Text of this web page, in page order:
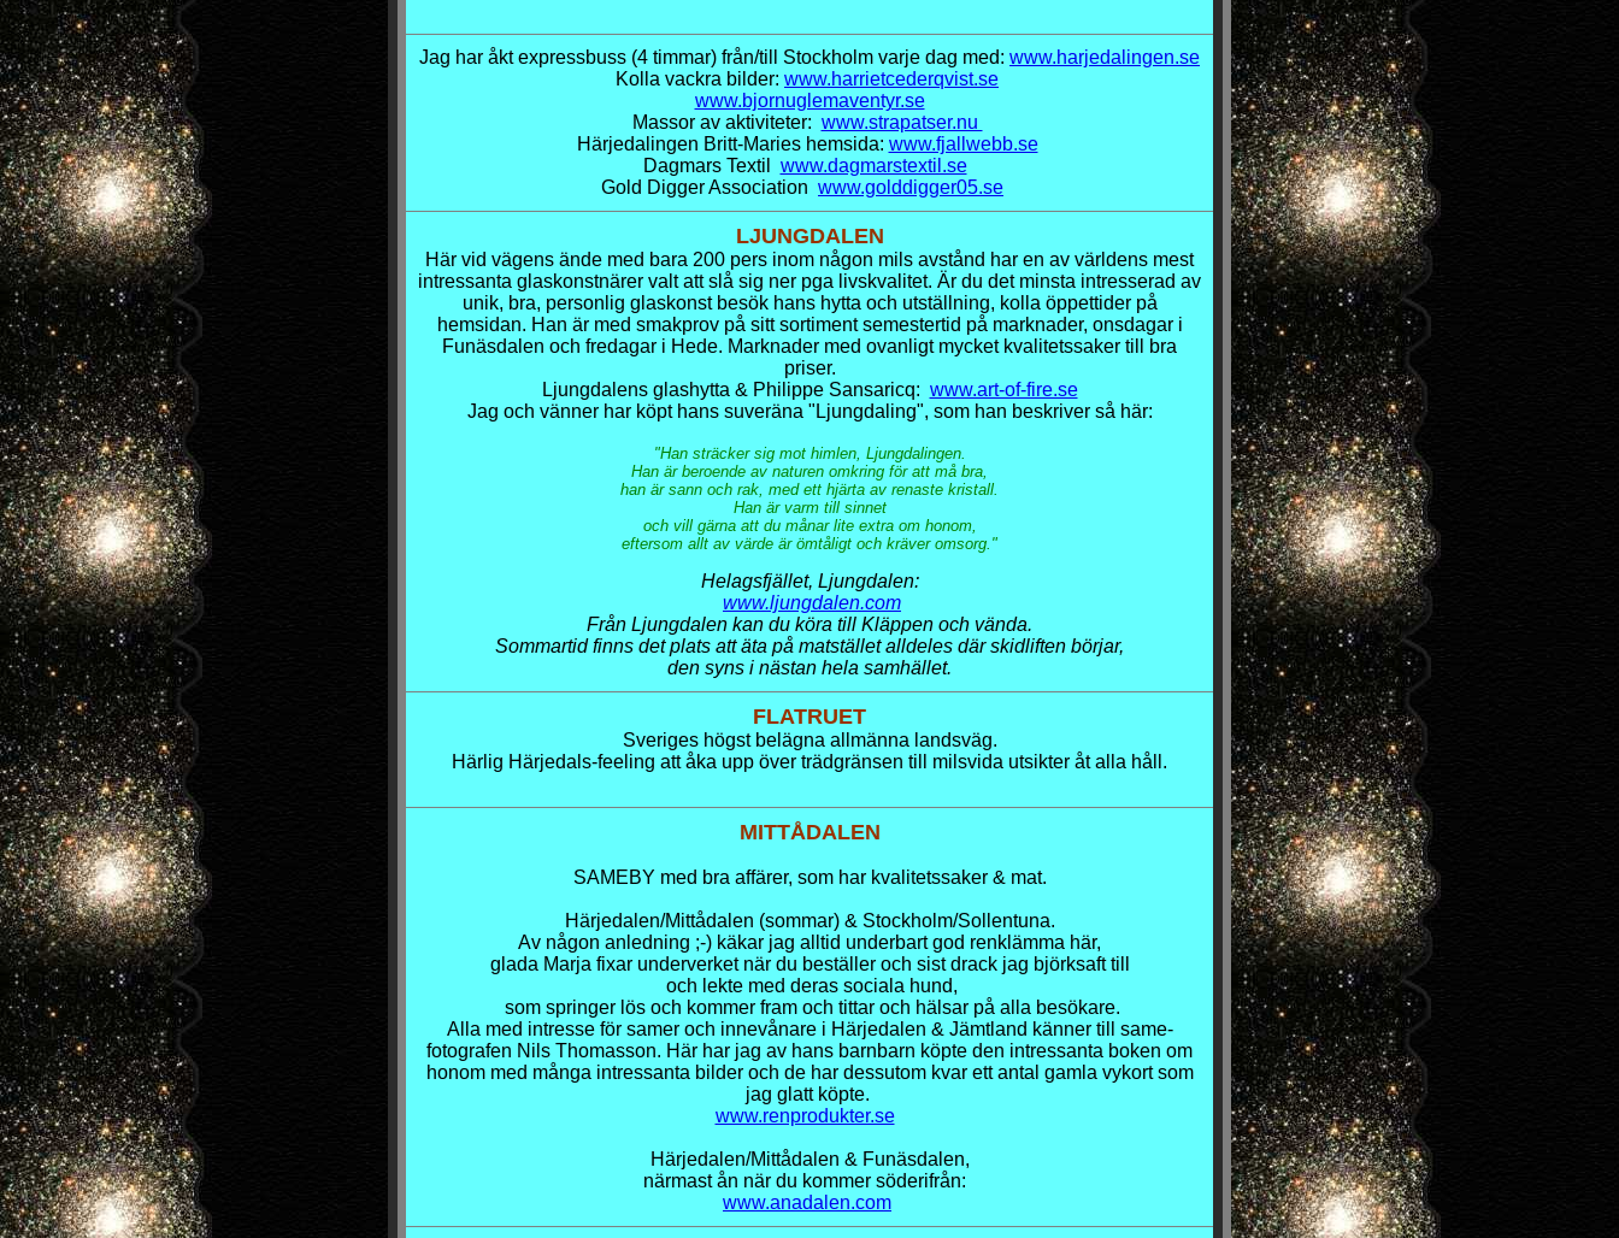
Jag har åkt expressbuss (4 timmar) från/till Stockholm varje dag med: www.harjedalingen.se
Kolla vackra bilder: www.harrietcederqvist.se
www.bjornuglemaventyr.se
Massor av aktiviteter: www.strapatser.nu
Härjedalingen Britt-Maries hemsida: www.fjallwebb.se
Dagmars Textil www.dagmarstextil.se
Gold Digger Association www.golddigger05.se
LJUNGDALEN
Här vid vägens ände med bara 200 pers inom någon mils avstånd har en av världens mest
intressanta glaskonstnärer valt att slå sig ner pga livskvalitet. Är du det minsta intresserad av
unik, bra, personlig glaskonst besök hans hytta och utställning, kolla öppettider på
hemsidan. Han är med smakprov på sitt sortiment semestertid på marknader, onsdagar i
Funäsdalen och fredagar i Hede. Marknader med ovanligt mycket kvalitetssaker till bra
priser.
Ljungdalens glashytta & Philippe Sansaricq: www.art-of-fire.se
Jag och vänner har köpt hans suveräna "Ljungdaling", som han beskriver så här:
"Han sträcker sig mot himlen, Ljungdalingen.
Han är beroende av naturen omkring för att må bra,
han är sann och rak, med ett hjärta av renaste kristall.
Han är varm till sinnet
och vill gärna att du månar lite extra om honom,
eftersom allt av värde är ömtåligt och kräver omsorg."
Helagsfjället, Ljungdalen:
www.ljungdalen.com
Från Ljungdalen kan du köra till Kläppen och vända.
Sommartid finns det plats att äta på matstället alldeles där skidliften börjar,
den syns i nästan hela samhället.
FLATRUET
Sveriges högst belägna allmänna landsväg.
Härlig Härjedals-feeling att åka upp över trädgränsen till milsvida utsikter åt alla håll.
MITTÅDALEN
SAMEBY med bra affärer, som har kvalitetssaker & mat.
Härjedalen/Mittådalen (sommar) & Stockholm/Sollentuna.
Av någon anledning ;-) käkar jag alltid underbart god renklämma här,
glada Marja fixar underverket när du beställer och sist drack jag björksaft till
och lekte med deras sociala hund,
som springer lös och kommer fram och tittar och hälsar på alla besökare.
Alla med intresse för samer och innevånare i Härjedalen & Jämtland känner till same-
fotografen Nils Thomasson. Här har jag av hans barnbarn köpte den intressanta boken om
honom med många intressanta bilder och de har dessutom kvar ett antal gamla vykort som
jag glatt köpte.
www.renprodukter.se
Härjedalen/Mittådalen & Funäsdalen,
närmast ån när du kommer söderifrån:
www.anadalen.com